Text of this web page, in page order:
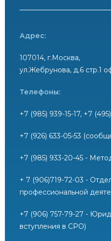
Адрес:
107014, г.Москва,
ул.Жебрунова, д.6 стр.1
Телефоны:
+7 (985) 939-15-17, +7
+7 (926) 633-05-53
+7 (985) 933-20-45 -
+ 7 (906)719-72-03 -
профессиональной
+7 (906) 757-79-27 -
вступления в СРО)